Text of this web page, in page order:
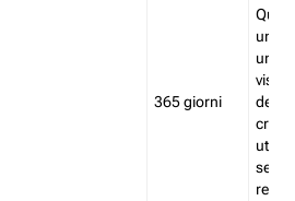
365 giorni
un
del